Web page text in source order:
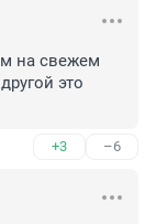
на свежем
это
+3 –6